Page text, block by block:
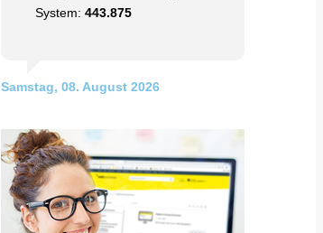
System: 443.875
Samstag, 08. August 2026